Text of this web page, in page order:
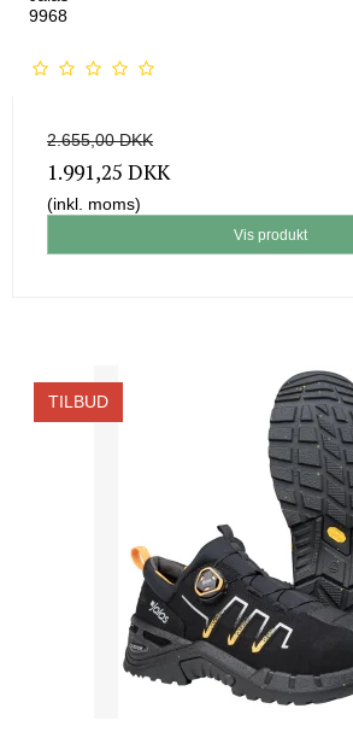
9968
2.655,00 DKK
1.991,25 DKK
(inkl. moms)
Vis produkt
TILBUD